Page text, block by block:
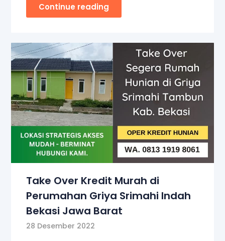
Continue reading
Take Over Kredit Murah di
Perumahan Griya Srimahi Indah
Bekasi Jawa Barat
28 Desember 2022